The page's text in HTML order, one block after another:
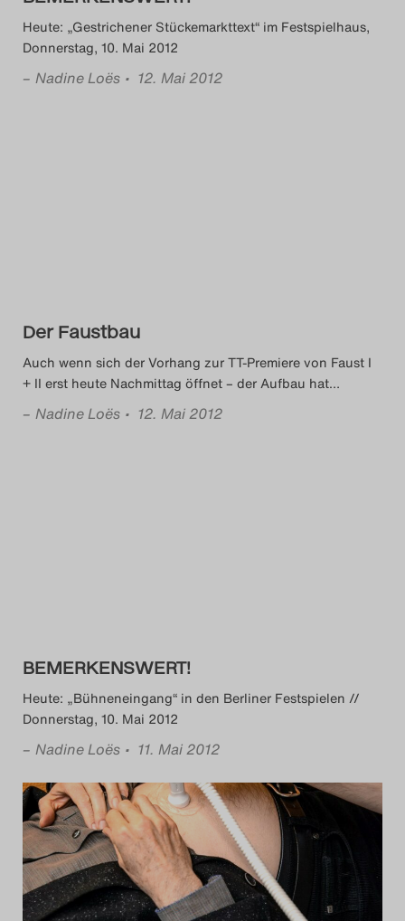
Heute: „Gestrichener Stückemarkttext“ im Festspielhaus,
Donnerstag, 10. Mai 2012
– Nadine Loës • 12. Mai 2012
Der Faustbau
Auch wenn sich der Vorhang zur TT-Premiere von Faust I
+ II erst heute Nachmittag öffnet – der Aufbau hat…
– Nadine Loës • 12. Mai 2012
BEMERKENSWERT!
Heute: „Bühneneingang“ in den Berliner Festspielen //
Donnerstag, 10. Mai 2012
– Nadine Loës • 11. Mai 2012